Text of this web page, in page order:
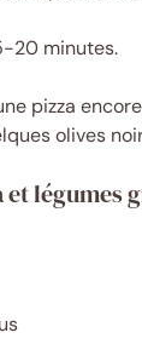
20 minutes.
pizza
olives
et légumes